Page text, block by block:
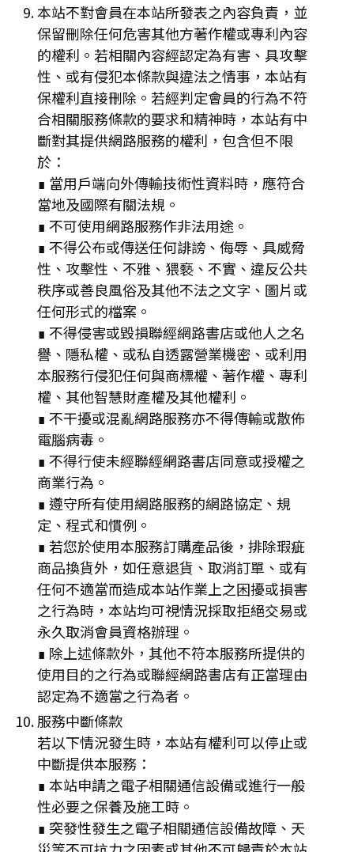
本站不對會員在本站所發表之內容負責，並
保留刪除任何危害其他方著作權或專利內容
的權利。若相關內容經認定為有害、具攻擊
性、或有侵犯本條款與違法之情事，本站有
保權利直接刪除。若經判定會員的行為不符
合相關服務條款的要求和精神時，本站有中
斷對其提供網路服務的權利，包含但不限
於：
∎ 當用戶端向外傳輸技術性資料時，應符合
當地及國際有關法規。
∎ 不可使用網路服務作非法用途。
∎ 不得公布或傳送任何誹謗、侮辱、具威脅
性、攻擊性、不雅、猥褻、不實、違反公共
秩序或善良風俗及其他不法之文字、圖片或
任何形式的檔案。
∎ 不得侵害或毀損聯經網路書店或他人之名
譽、隱私權、或私自透露營業機密、或利用
本服務行侵犯任何與商標權、著作權、專利
權、其他智慧財產權及其他權利。
∎ 不干擾或混亂網路服務亦不得傳輸或散佈
電腦病毒。
∎ 不得行使未經聯經網路書店同意或授權之
商業行為。
∎ 遵守所有使用網路服務的網路協定、規
定、程式和慣例。
∎ 若您於使用本服務訂購產品後，排除瑕疵
商品換貨外，如任意退貨、取消訂單、或有
任何不適當而造成本站作業上之困擾或損害
之行為時，本站均可視情況採取拒絕交易或
永久取消會員資格辦理。
∎ 除上述條款外，其他不符本服務所提供的
使用目的之行為或聯經網路書店有正當理由
認定為不適當之行為者。
服務中斷條款
若以下情況發生時，本站有權利可以停止或
中斷提供本服務：
∎ 本站申請之電子相關通信設備或進行一般
性必要之保養及施工時。
∎ 突發性發生之電子相關通信設備故障、天